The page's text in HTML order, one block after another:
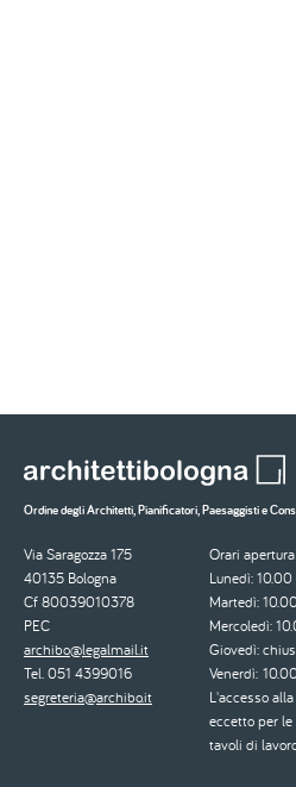
Ordine degli Architetti, Pianificatori, Paesaggisti e
Via Saragozza 175
40135 Bologna
Cf 80039010378
PEC
archibo@legalmail.it
Tel. 051 4399016
segreteria@archibo.it
Orari
Lunedì: 10.00
Martedì:
Mercoledì:
Giovedì:
Venerdì:
L'accesso
eccetto per
tavoli di